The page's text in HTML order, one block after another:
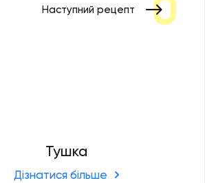
Наступний рецепт
Тушка
Дізнатися більше